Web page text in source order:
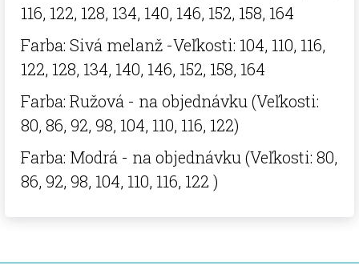
116, 122, 128, 134, 140, 146, 152, 158, 164
Farba: Sivá melanž -Veľkosti: 104, 110, 116,
122, 128, 134, 140, 146, 152, 158, 164
Farba: Ružová - na objednávku (Veľkosti:
80, 86, 92, 98, 104, 110, 116, 122)
Farba: Modrá - na objednávku (Veľkosti: 80,
86, 92, 98, 104, 110, 116, 122 )